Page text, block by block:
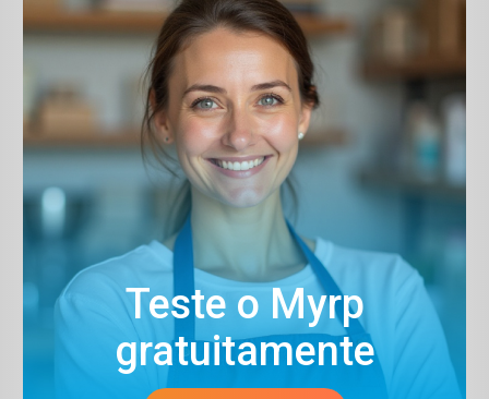
Teste o Myrp
gratuitamente​